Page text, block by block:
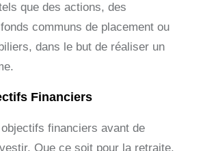
que des actions, des
communs de placement ou
dans le but de réaliser un
Financiers
financiers avant de
Que ce soit pour la retraite,